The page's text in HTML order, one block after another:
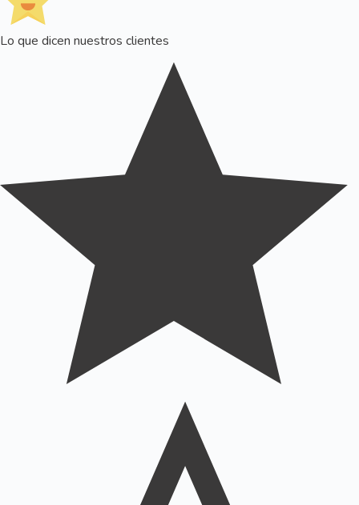
Lo que dicen nuestros clientes